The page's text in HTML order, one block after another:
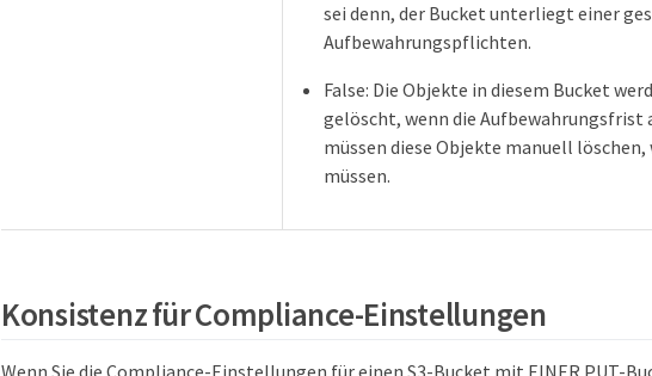
sei denn, der Bucket unterliegt einer
Aufbewahrungspflichten.
False: Die Objekte in diesem Bucket
gelöscht, wenn die Aufbewahrungsfrist
müssen diese Objekte manuell löschen,
müssen.
Konsistenz für Compliance-Einstellungen
Wenn Sie die Compliance-Einstellungen für einen S3-Bucket mit EINER PUT-